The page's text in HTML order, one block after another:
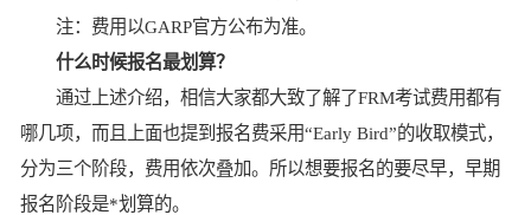
注：费用以GARP官方公布为准。
什么时候报名最划算？
通过上述介绍，相信大家都大致了解了FRM考试费用都有
哪几项，而且上面也提到报名费采用“Early Bird”的收取模式，
分为三个阶段，费用依次叠加。所以想要报名的要尽早，早期
报名阶段是*划算的。